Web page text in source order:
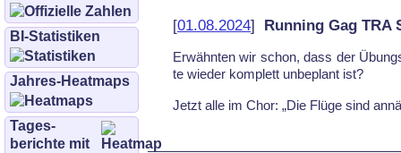
BI-Statistiken
Jahres-Heatmaps
Tages­
berichte mit
[01.08.2024] Running Gag TRA
Er­wähn­ten wir schon, dass der
te wie­der kom­plett un­be­plant ist?
Jetzt al­le im Chor: „Die Flü­ge sind